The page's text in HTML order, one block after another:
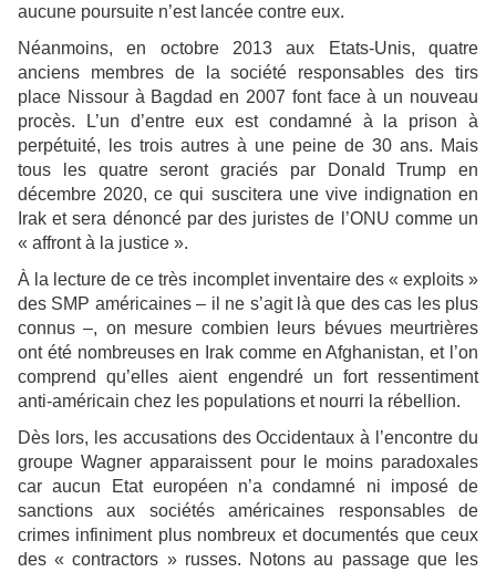
aucune poursuite n’est lancée contre eux.
Néanmoins, en octobre 2013 aux Etats-Unis, quatre
anciens membres de la société responsables des tirs
place Nissour à Bagdad en 2007 font face à un nouveau
procès. L’un d’entre eux est condamné à la prison à
perpétuité, les trois autres à une peine de 30 ans. Mais
tous les quatre seront graciés par Donald Trump en
décembre 2020, ce qui suscitera une vive indignation en
Irak et sera dénoncé par des juristes de l’ONU comme un
« affront à la justice ».
À la lecture de ce très incomplet inventaire des « exploits »
des SMP américaines – il ne s’agit là que des cas les plus
connus –, on mesure combien leurs bévues meurtrières
ont été nombreuses en Irak comme en Afghanistan, et l’on
comprend qu’elles aient engendré un fort ressentiment
anti-américain chez les populations et nourri la rébellion.
Dès lors, les accusations des Occidentaux à l’encontre du
groupe Wagner apparaissent pour le moins paradoxales
car aucun Etat européen n’a condamné ni imposé de
sanctions aux sociétés américaines responsables de
crimes infiniment plus nombreux et documentés que ceux
des « contractors » russes. Notons au passage que les